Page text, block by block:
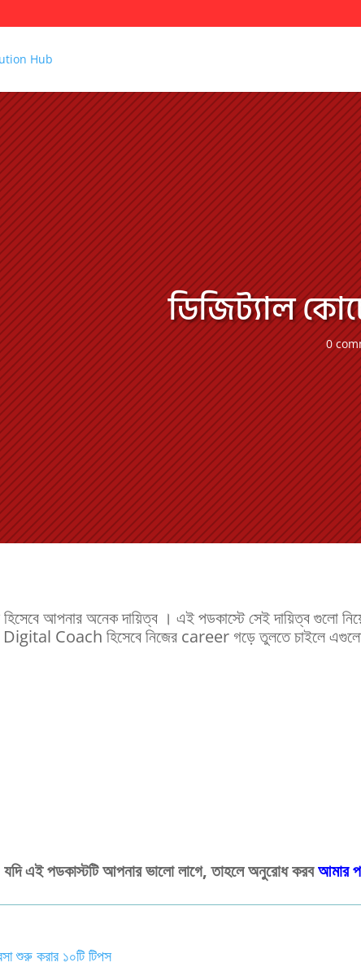
ডিজিট্যাল
0
হিসেবে আপনার অনেক দায়িত্ব । এই পডকাস্টে সেই
Digital Coach হিসেবে নিজের career গড়ে তুলতে চাইলে
যদি এই পডকাস্টটি আপনার ভালো লাগে, তাহলে অনুরোধ করবআমার
শুরু করার ১০টি টিপস